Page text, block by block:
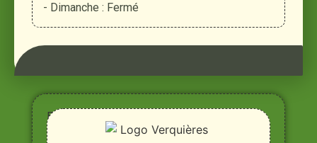
- Dimanche : Fermé
Entre
Rhône,